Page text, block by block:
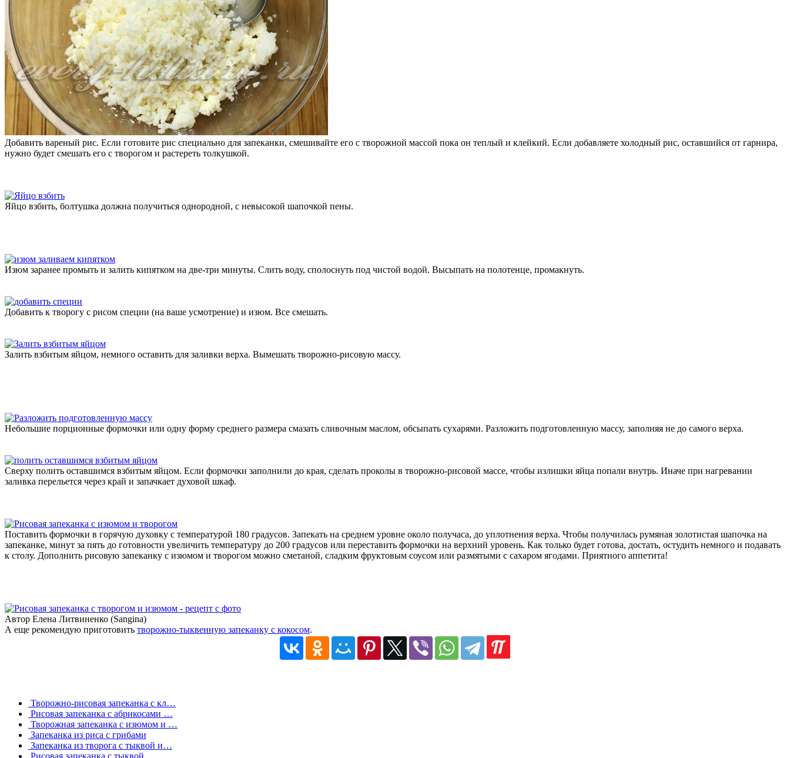
Добавить вареный рис. Если готовите рис специально для запеканки, смешивайте его с творожной массой пока он теплый и клейкий. Если добавляете холодный рис, оставшийся от гарнира,
нужно будет смешать его с творогом и растереть толкушкой.
Яйцо взбить, болтушка должна получиться однородной, с невысокой шапочкой пены.
Изюм заранее промыть и залить кипятком на две-три минуты. Слить воду, сполоснуть под чистой водой. Высыпать на полотенце, промакнуть.
Добавить к творогу с рисом специи (на ваше усмотрение) и изюм. Все смешать.
Залить взбитым яйцом, немного оставить для заливки верха. Вымешать творожно-рисовую массу.
Небольшие порционные формочки или одну форму среднего размера смазать сливочным маслом, обсыпать сухарями. Разложить подготовленную массу, заполняя не до самого верха.
Сверху полить оставшимся взбитым яйцом. Если формочки заполнили до края, сделать проколы в творожно-рисовой массе, чтобы излишки яйца попали внутрь. Иначе при нагревании
заливка перельется через край и запачкает духовой шкаф.
Поставить формочки в горячую духовку с температурой 180 градусов. Запекать на среднем уровне около получаса, до уплотнения верха. Чтобы получилась румяная золотистая шапочка на
запеканке, минут за пять до готовности увеличить температуру до 200 градусов или переставить формочки на верхний уровень. Как только будет готова, достать, остудить немного и подавать
к столу. Дополнить рисовую запеканку с изюмом и творогом можно сметаной, сладким фруктовым соусом или размятыми с сахаром ягодами. Приятного аппетита!
Автор Елена Литвиненко (Sangina)
А еще рекомендую приготовить творожно-тыквенную запеканку с кокосом.
Творожно-рисовая запеканка с кл…
Рисовая запеканка с абрикосами …
Творожная запеканка с изюмом и …
Запеканка из риса с грибами
Запеканка из творога с тыквой и…
Рисовая запеканка с тыквой